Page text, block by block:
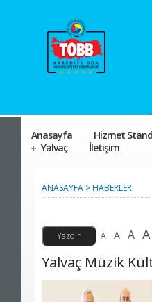
Anasayfa Hizmet
Yalvaç
İletişim
ANASAYFA >HABERLER
A A A A
Yalvaç Müzik